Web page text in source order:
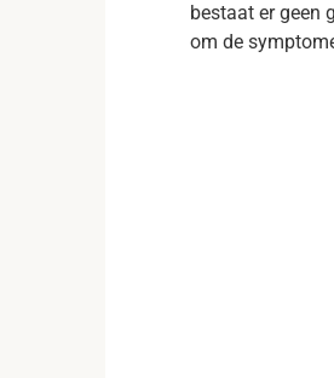
bestaat er geen
om de